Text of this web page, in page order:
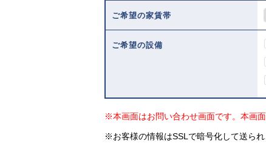
ご希望の家賃帯
ご希望の設備
※本画面はお問い合わせ画面です。本画
※お客様の情報はSSLで暗号化して送ら